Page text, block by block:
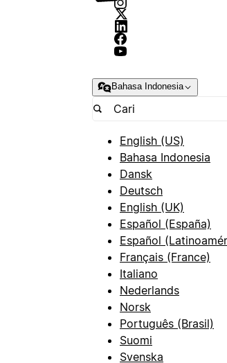
Bahasa Indonesia
English (US)
Bahasa Indonesia
Dansk
Deutsch
English (UK)
Español (España)
Español
Français (France)
Italiano
Nederlands
Norsk
Português (Brasil)
Suomi
Svenska